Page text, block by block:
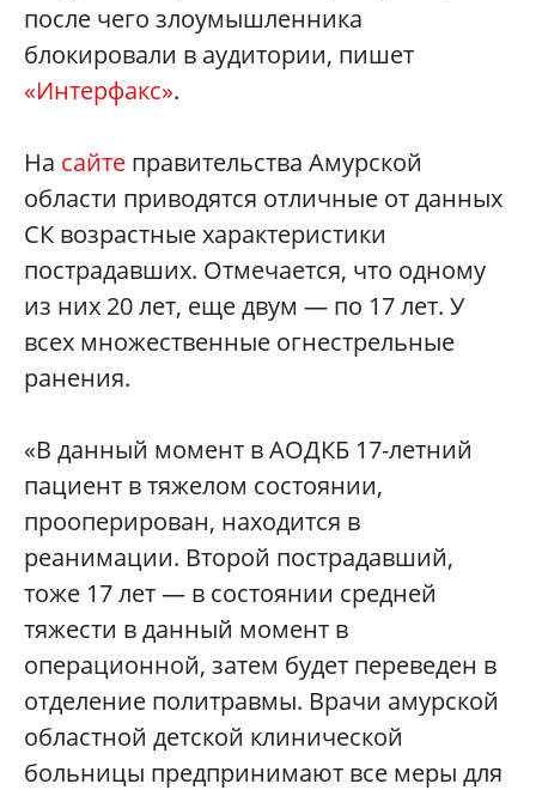
после чего злоумышленника
блокировали в аудитории, пишет
«Интерфакс».
На сайте правительства Амурской
области приводятся отличные от данных
СК возрастные характеристики
пострадавших. Отмечается, что одному
из них 20 лет, еще двум — по 17 лет. У
всех множественные огнестрельные
ранения.
«В данный момент в АОДКБ 17-летний
пациент в тяжелом состоянии,
прооперирован, находится в
реанимации. Второй пострадавший,
тоже 17 лет — в состоянии средней
тяжести в данный момент в
операционной, затем будет переведен в
отделение политравмы. Врачи амурской
областной детской клинической
больницы предпринимают все меры для